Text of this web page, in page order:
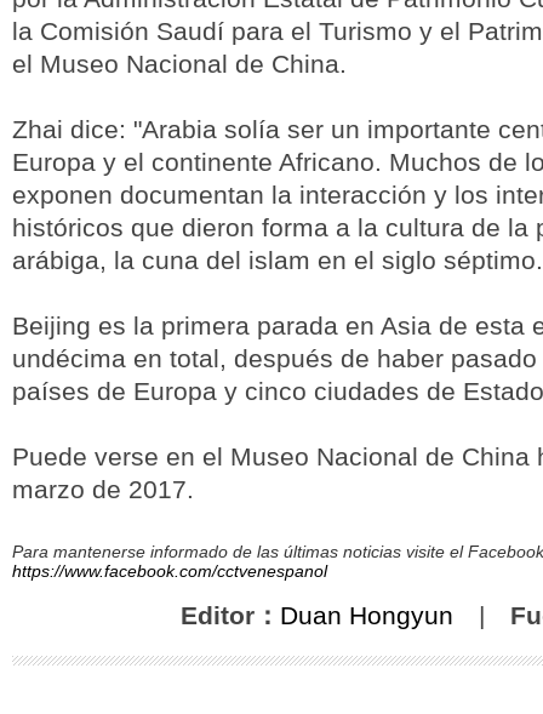
la Comisión Saudí para el Turismo y el
el Museo Nacional de China.
Zhai dice: "Arabia solía ser un importante
Europa y el continente Africano. Muchos de
exponen documentan la interacción y los
históricos que dieron forma a la cultura de la
arábiga, la cuna del islam en el siglo
Beijing es la primera parada en Asia de esta
undécima en total, después de haber
países de Europa y cinco ciudades de
Puede verse en el Museo Nacional de China
marzo de 2017.
Para mantenerse informado de las últimas noticias visite el
https://www.facebook.com/cctvenespanol
Editor： Duan Hongyun |